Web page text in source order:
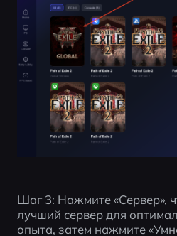
Шаг 3: Нажмите «Сервер»,
лучший сервер для
опыта, затем нажмите